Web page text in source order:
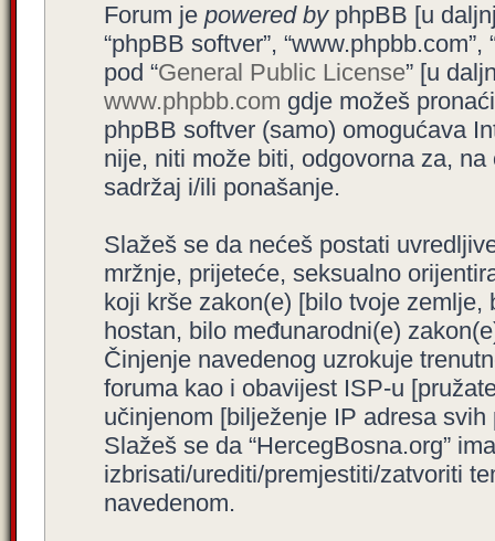
Forum je powered byphpBB [u
“phpBB softver”,
pod “General Public License” [u
www.phpbb.com gdje možeš
phpBB softver (samo) omogućava
nije, niti može biti, odgovorna za,
sadržaj i/ili ponašanje.
Slažeš se da nećeš postati
mržnje, prijeteće, seksualno
koji krše zakon(e) [bilo tvoje zemlje,
hostan, bilo međunarodni(e)
Činjenje navedenog uzrokuje
foruma kao i obavijest ISP-u
učinjenom [bilježenje IP adresa
Slažeš se da “HercegBosna.org”
izbrisati/urediti/premjestiti/zatvoriti
navedenom.